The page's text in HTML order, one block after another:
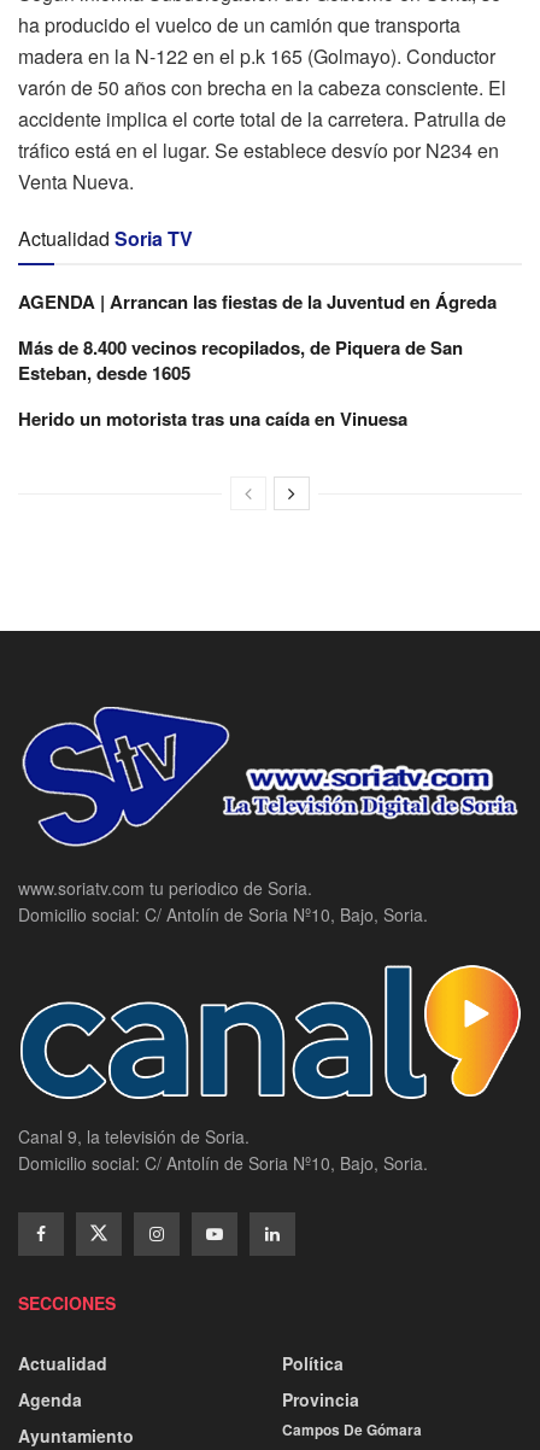
ha producido el vuelco de un camión que transporta
madera en la N-122 en el p.k 165 (Golmayo). Conductor
varón de 50 años con brecha en la cabeza consciente. El
accidente implica el corte total de la carretera. Patrulla de
tráfico está en el lugar. Se establece desvío por N234 en
Venta Nueva.
Actualidad Soria TV
AGENDA | Arrancan las fiestas de la Juventud en Ágreda
Más de 8.400 vecinos recopilados, de Piquera de San
Esteban, desde 1605
Herido un motorista tras una caída en Vinuesa
www.soriatv.com tu periodico de Soria.
Domicilio social: C/ Antolín de Soria Nº10, Bajo, Soria.
Canal 9, la televisión de Soria.
Domicilio social: C/ Antolín de Soria Nº10, Bajo, Soria.
SECCIONES
Actualidad
Agenda
Ayuntamiento
Política
Provincia
Campos De Gómara